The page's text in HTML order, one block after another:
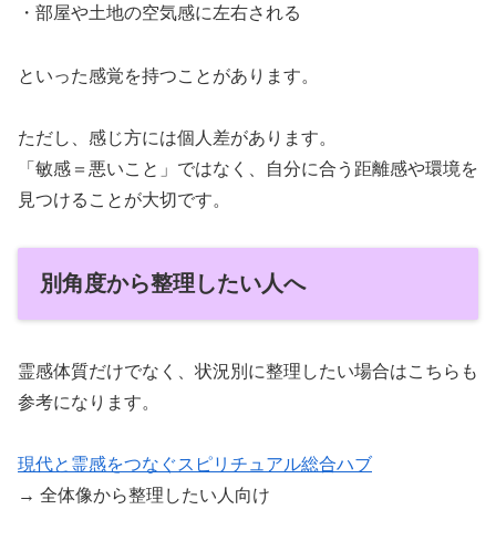
・部屋や土地の空気感に左右される
といった感覚を持つことがあります。
ただし、感じ方には個人差があります。
「敏感＝悪いこと」ではなく、自分に合う距離感や環境を
見つけることが大切です。
別角度から整理したい人へ
霊感体質だけでなく、状況別に整理したい場合はこちらも
参考になります。
現代と霊感をつなぐスピリチュアル総合ハブ
→ 全体像から整理したい人向け